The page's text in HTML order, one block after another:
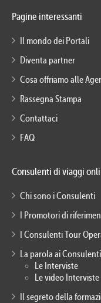
Pagine interessanti
Il mondo dei Portali
Diventa partner
Cosa offriamo alle
Rassegna Stampa
Contattaci
FAQ
Consulenti di viaggi
Chi sono i Consulenti
I Promotori di
I Consulenti Tour
La parola ai Consulenti
Le Interviste
Le video Interviste
Il segreto della